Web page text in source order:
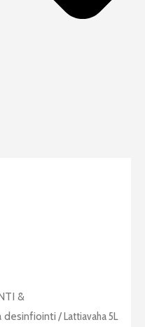
&
desinfiointi / Lattiavaha 5L